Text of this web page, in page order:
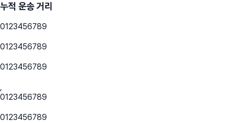
누적 운송 거리
0123456789
0123456789
0123456789
,
0123456789
0123456789